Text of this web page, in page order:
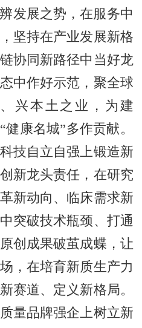
发展之势，在服务中
坚持在产业发展新格
协同新路径中当好龙
中作好示范，聚全球
兴本土之业，为建
康名城”多作贡献。
技自立自强上锻造新
新龙头责任，在研究
新动向、临床需求新
突破技术瓶颈、打通
创成果破茧成蝶，让
，在培育新质生产力
赛道、定义新格局。
量品牌强企上树立新